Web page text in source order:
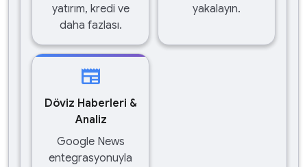
yatırım, kredi ve
daha fazlası.
yakalayın.
newspaper
Döviz Haberleri &
Analiz
Google News
entegrasyonuyla